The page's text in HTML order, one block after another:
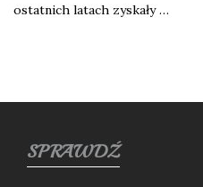
ostatnich latach zyskały …
SPRAWDŹ